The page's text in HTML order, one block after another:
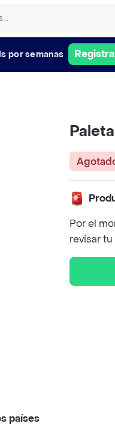
por semanas
Por el
revisar
países